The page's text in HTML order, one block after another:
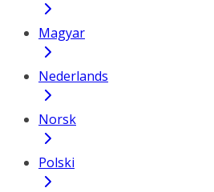
Magyar
Nederlands
Norsk
Polski